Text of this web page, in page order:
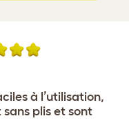
à l’utilisation,
plis et sont